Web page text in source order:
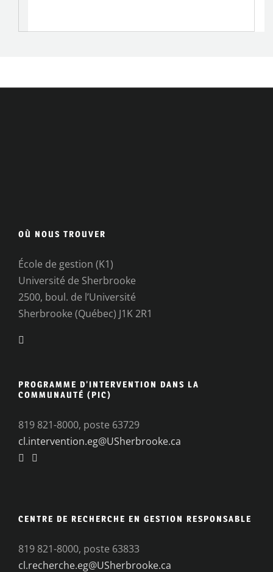
OÙ NOUS TROUVER
École de gestion (K1)
Université de Sherbrooke
2500, boul. de l’Université
Sherbrooke (Québec) J1K 2R1
PROGRAMME D’INTERVENTION DANS LA
COMMUNAUTÉ (PIC)
819 821-8000, poste 63729
cl.intervention.eg@USherbrooke.ca
CENTRE DE RECHERCHE EN GESTION RESPONSABLE
819 821-8000, poste 63833
cl.recherche.eg@USherbrooke.ca